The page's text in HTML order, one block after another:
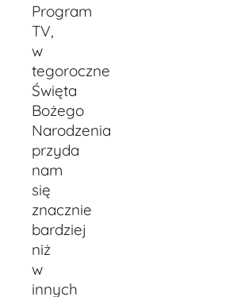
Program
TV,
w
tegoroczne
Święta
Bożego
Narodzenia
przyda
nam
się
znacznie
bardziej
niż
w
innych